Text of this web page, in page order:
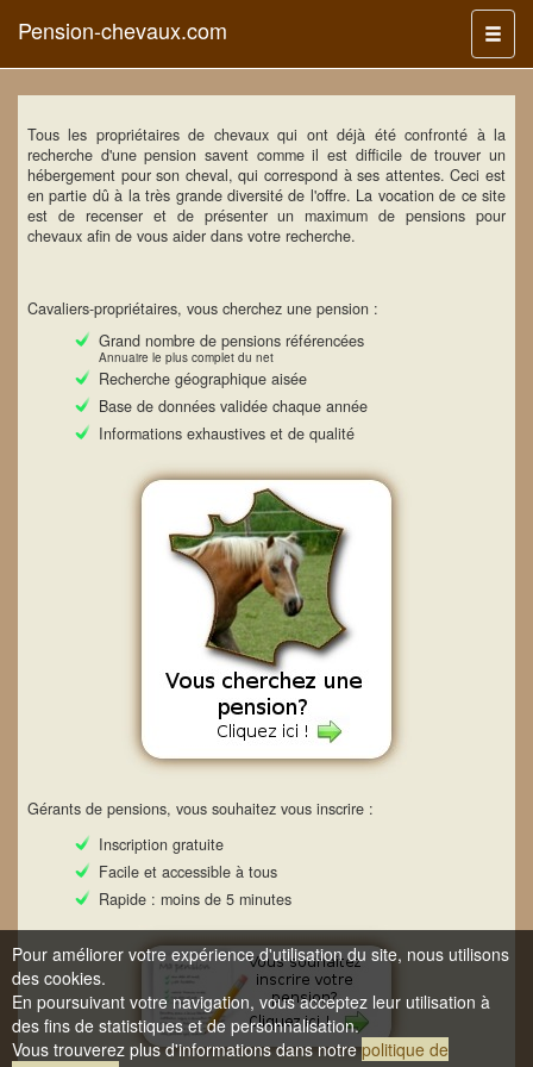
Menu
Pension-chevaux.com
Tous les propriétaires de chevaux qui ont déjà été confronté à la
recherche d'une pension savent comme il est difficile de trouver un
hébergement pour son cheval, qui correspond à ses attentes. Ceci est
en partie dû à la très grande diversité de l'offre. La vocation de ce site
est de recenser et de présenter un maximum de pensions pour
chevaux afin de vous aider dans votre recherche.
Cavaliers-propriétaires, vous cherchez une pension :
Grand nombre de pensions référencées
Annuaire le plus complet du net
Recherche géographique aisée
Base de données validée chaque année
Informations exhaustives et de qualité
Gérants de pensions, vous souhaitez vous inscrire :
Inscription gratuite
Facile et accessible à tous
Rapide : moins de 5 minutes
Pour améliorer votre expérience d'utilisation du site, nous utilisons
des cookies.
En poursuivant votre navigation, vous acceptez leur utilisation à
des fins de statistiques et de personnalisation.
Vous trouverez plus d'informations dans notrepolitique de